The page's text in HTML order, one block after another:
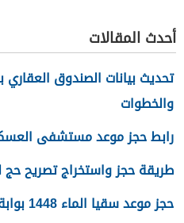
أحدث المقالات
والخطوات
رابط حجز موعد مستشفى العسكري
طريقة حجز واستخراج تصريح حج
حجز موعد سقيا الماء 1448 بوابة المواطن